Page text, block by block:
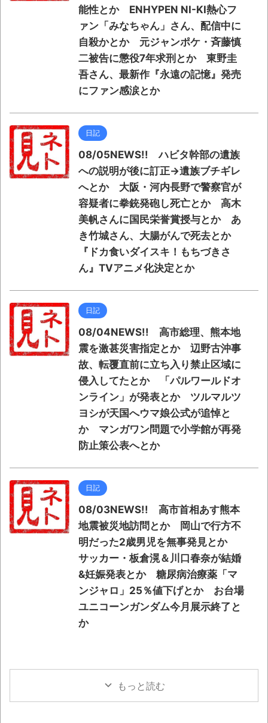
能性とか ENHYPEN NI-KI熱心フ
ァン「みなちゃん」さん、配信中に
自殺かとか 元ジャンポケ・斉藤慎
二被告に懲役7年求刑とか 東野圭
吾さん、最新作『永遠の記憶』発売
にファン感涙とか
日記
08/05NEWS!! ハビタ幹部の遺族
への説明が後に訂正→遺族ブチギレ
へとか 大阪・河内長野で警察官が
容疑者に拳銃発砲し死亡とか 高木
美帆さんに国民栄誉賞授与とか あ
き竹城さん、大腸がんで死去とか
『ドカ食いダイスキ！もちづきさ
ん』TVアニメ化決定とか
日記
08/04NEWS!! 高市総理、熊本地
震を激甚災害指定とか 辺野古沖事
故、転覆直前に立ち入り禁止区域に
侵入してたとか 「パルワールドオ
ンライン」が発表とか ツルマルツ
ヨシが天国へウマ娘公式が追悼と
か マンガワン問題で小学館が再発
防止策公表へとか
日記
08/03NEWS!! 高市首相あす熊本
地震被災地訪問とか 岡山で行方不
明だった2歳男児を無事発見とか
サッカー・板倉滉＆川口春奈が結婚
&妊娠発表とか 糖尿病治療薬「マ
ンジャロ」25％値下げとか お台場
ユニコーンガンダム今月展示終了と
か
もっと読む